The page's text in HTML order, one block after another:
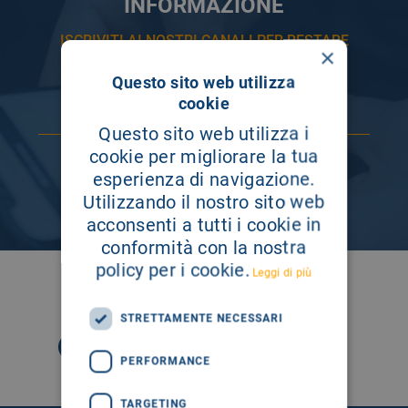
INFORMAZIONE
ISCRIVITI AI NOSTRI CANALI PER RESTARE
×
Questo sito web utilizza
cookie
Questo sito web utilizza i
cookie per migliorare la tua
esperienza di navigazione.
Utilizzando il nostro sito web
acconsenti a tutti i cookie in
conformità con la nostra
policy per i cookie. Leggi di più
STRETTAMENTE NECESSARI
PERFORMANCE
TARGETING